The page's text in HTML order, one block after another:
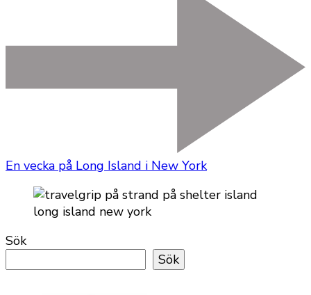
En vecka på Long Island i New York
Sök
Sök